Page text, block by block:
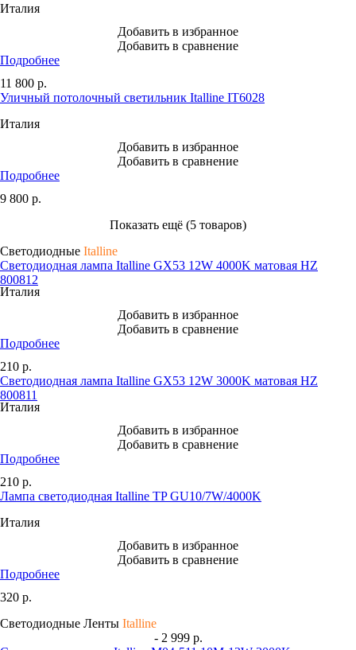
Италия
Добавить в избранное
Добавить в сравнение
Подробнее
11 800 р.
Уличный потолочный светильник Italline IT6028
Италия
Добавить в избранное
Добавить в сравнение
Подробнее
9 800 р.
Показать ещё (5 товаров)
Светодиодные Italline
Светодиодная лампа Italline GX53 12W 4000K матовая HZ
800812
Италия
Добавить в избранное
Добавить в сравнение
Подробнее
210 р.
Светодиодная лампа Italline GX53 12W 3000K матовая HZ
800811
Италия
Добавить в избранное
Добавить в сравнение
Подробнее
210 р.
Лампа светодиодная Italline TP GU10/7W/4000K
Италия
Добавить в избранное
Добавить в сравнение
Подробнее
320 р.
Светодиодные Ленты Italline
- 2 999 р.